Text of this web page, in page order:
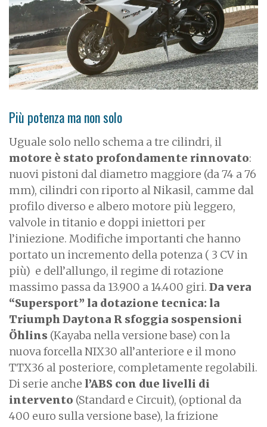
Più potenza ma non solo
Uguale solo nello schema a tre cilindri, il
motore è stato profondamente rinnovato:
nuovi pistoni dal diametro maggiore (da 74 a 76
mm), cilindri con riporto al Nikasil, camme dal
profilo diverso e albero motore più leggero,
valvole in titanio e doppi iniettori per
l’iniezione. Modifiche importanti che hanno
portato un incremento della potenza ( 3 CV in
più) e dell’allungo, il regime di rotazione
massimo passa da 13.900 a 14.400 giri. Da vera
“Supersport” la dotazione tecnica: la
Triumph Daytona R sfoggia sospensioni
Öhlins (Kayaba nella versione base) con la
nuova forcella NIX30 all’anteriore e il mono
TTX36 al posteriore, completamente regolabili.
Di serie anche l’ABS con due livelli di
intervento (Standard e Circuit), (optional da
400 euro sulla versione base), la frizione